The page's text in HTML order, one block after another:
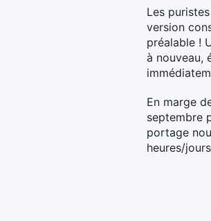
Les
version
préalable !
à nouveau,
En marge
septembre
portage
heures/